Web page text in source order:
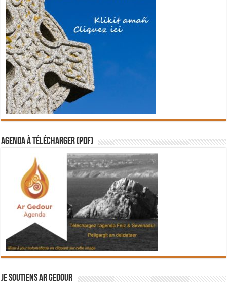
Agenda à télécharger (PDF)
Je soutiens Ar Gedour